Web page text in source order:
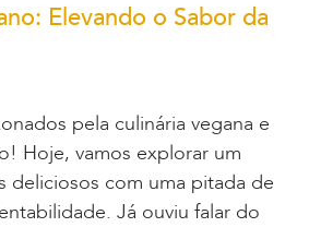
Elevando o Sabor da
pela culinária vegana e
Hoje, vamos explorar um
deliciosos com uma pitada de
Já ouviu falar do